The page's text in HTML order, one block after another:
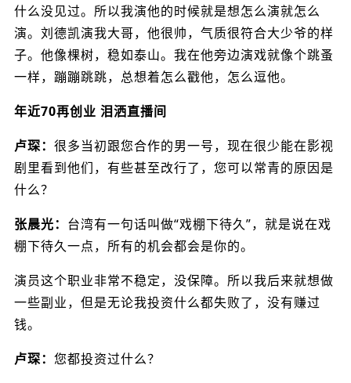
什么没见过。所以我演他的时候就是想怎么演就怎么
演。刘德凯演我大哥，他很帅，气质很符合大少爷的样
子。他像棵树，稳如泰山。我在他旁边演戏就像个跳蚤
一样，蹦蹦跳跳，总想着怎么戳他，怎么逗他。
年近70再创业 泪洒直播间
卢琛： 很多当初跟您合作的男一号，现在很少能在影视
剧里看到他们，有些甚至改行了，您可以常青的原因是
什么？
张晨光： 台湾有一句话叫做“戏棚下待久”，就是说在戏
棚下待久一点，所有的机会都会是你的。
演员这个职业非常不稳定，没保障。所以我后来就想做
一些副业，但是无论我投资什么都失败了，没有赚过
钱。
卢琛： 您都投资过什么？